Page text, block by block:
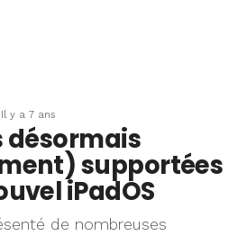
Il y a 7 ans
désormais
supportées
iPadOS
de nombreuses